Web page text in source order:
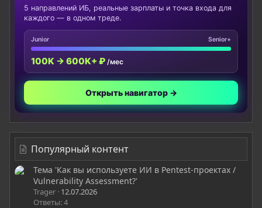
5 направлений ИБ, реальные зарплаты и точка входа для
каждого — в одном треде.
Junior Senior+
100K → 600K+ ₽ /мес
Открыть навигатор →
Популярный контент
Тема 'Как вы используете ИИ в Pentest-проектах /
Vulnerability Assessment?'
Trager 12.07.2026
Ответы: 4